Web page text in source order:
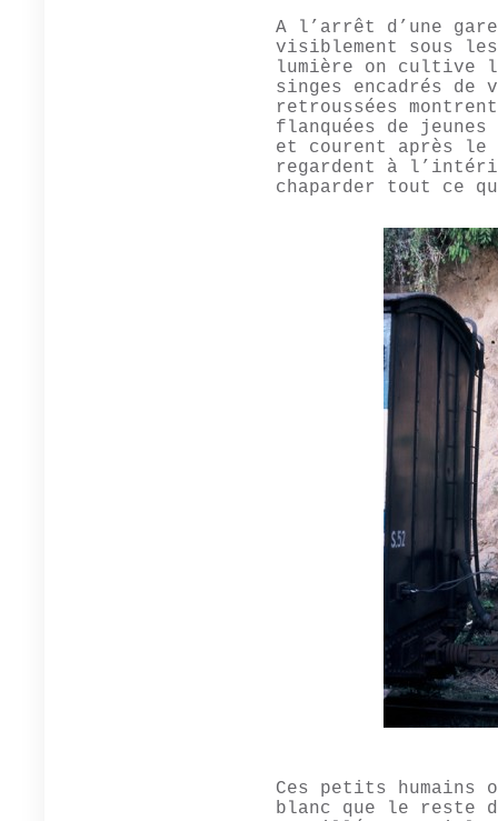
A l’arrêt d’une
visiblement sous
lumière on cultive le
singes encadrés de
retroussées
flanquées de
et courent après le
regardent à
chaparder tout ce
Ces petits humains
blanc que le reste